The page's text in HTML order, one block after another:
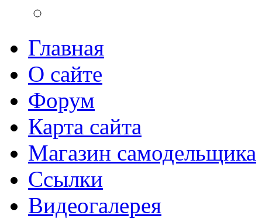
Главная
О сайте
Форум
Карта сайта
Магазин самодельщика
Ссылки
Видеогалерея